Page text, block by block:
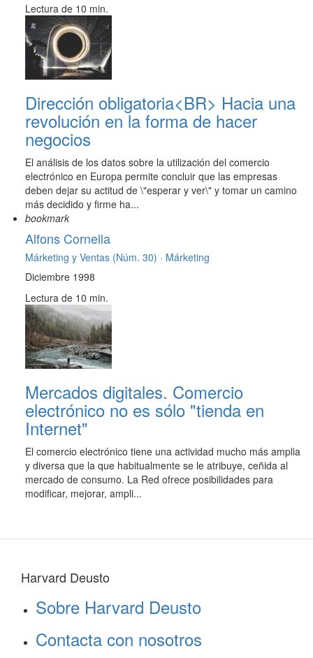
Lectura de 10 min.
Dirección obligatoria<BR> Hacia una
revolución en la forma de hacer
negocios
El análisis de los datos sobre la utilización del comercio
electrónico en Europa permite concluir que las empresas
deben dejar su actitud de \"esperar y ver\" y tomar un camino
más decidido y firme ha...
bookmark
Alfons Cornella
Márketing y Ventas (Núm. 30) · Márketing
Diciembre 1998
Lectura de 10 min.
Mercados digitales. Comercio
electrónico no es sólo "tienda en
Internet"
El comercio electrónico tiene una actividad mucho más amplia
y diversa que la que habitualmente se le atribuye, ceñida al
mercado de consumo. La Red ofrece posibilidades para
modificar, mejorar, ampli...
Harvard Deusto
Sobre Harvard Deusto
Contacta con nosotros